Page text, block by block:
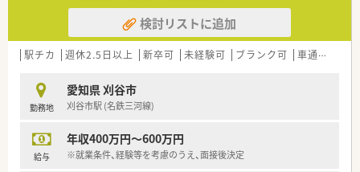
検討リストに追加
駅チカ 週休2.5日以上 新卒可 未経験可 ブランク可 車通勤可
勤務地
愛知県 刈谷市
刈谷市駅 (名鉄三河線)
給与
年収400万円～600万円
※就業条件、経験等を考慮のうえ、面接後決定